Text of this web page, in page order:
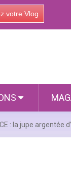
votre Vlog
: la jupe argentée